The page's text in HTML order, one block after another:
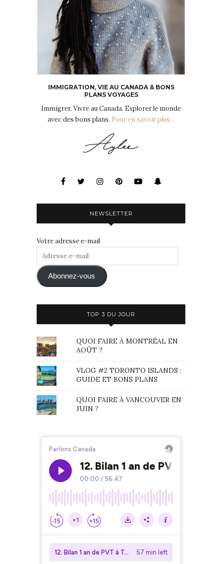
IMMIGRATION, VIE AU CANADA & BONS
PLANS VOYAGES
Immigrer. Vivre au Canada. Explorer le monde
avec des bons plans. Pour en savoir plus...
NEWSLETTER
Votre adresse e-mail
Adresse
mail Abonnez-vous
TOP 3 DU JOUR
QUOI FAIRE À MONTRÉAL EN
AOÛT ?
VLOG #2 TORONTO ISLANDS :
GUIDE ET BONS PLANS
QUOI FAIRE À VANCOUVER EN
JUIN ?